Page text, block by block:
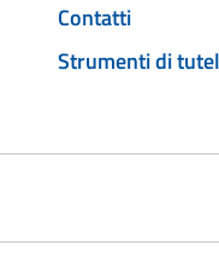
Contatti
Strumenti di